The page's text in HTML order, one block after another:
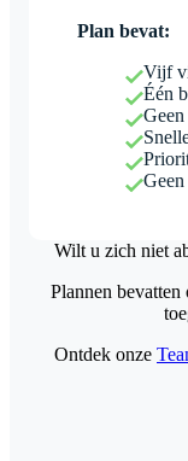
Plan bevat:
Vijf
Één
Wilt u zich niet
Plannen bevatten
Ontdek onze